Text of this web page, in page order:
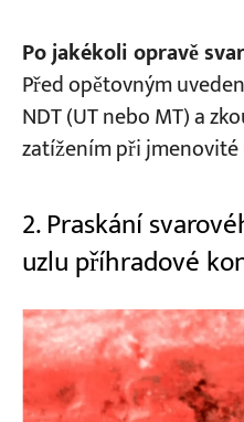
Po jakékoli opravě
Před opětovným
NDT (UT nebo MT) a
zatížením při jmenovité
2. Praskání
uzlu příhradové